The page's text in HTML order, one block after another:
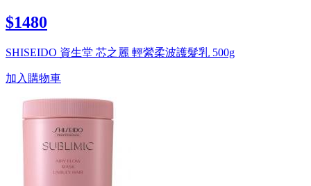
$1480
SHISEIDO 資生堂 芯之麗 輕縈柔波護髮乳 500g
加入購物車